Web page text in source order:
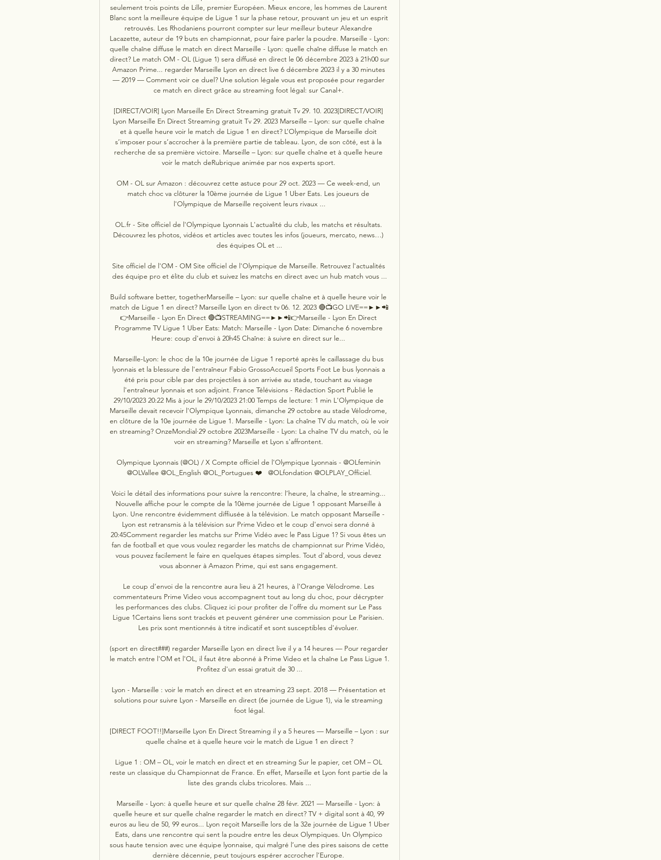
seulement trois points de Lille, premier Européen. Mieux encore, les hommes de Laurent
Blanc sont la meilleure équipe de Ligue 1 sur la phase retour, prouvant un jeu et un esprit
retrouvés. Les Rhodaniens pourront compter sur leur meilleur buteur Alexandre
Lacazette, auteur de 19 buts en championnat, pour faire parler la poudre. Marseille - Lyon:
quelle chaîne diffuse le match en direct Marseille - Lyon: quelle chaîne diffuse le match en
direct? Le match OM - OL (Ligue 1) sera diffusé en direct le 06 décembre 2023 à 21h00 sur
Amazon Prime... regarder Marseille Lyon en direct live 6 décembre 2023 il y a 30 minutes
— 2019 — Comment voir ce duel? Une solution légale vous est proposée pour regarder
ce match en direct grâce au streaming foot légal: sur Canal+.
[DIRECT/VOIR] Lyon Marseille En Direct Streaming gratuit Tv 29. 10. 2023[DIRECT/VOIR]
Lyon Marseille En Direct Streaming gratuit Tv 29. 2023 Marseille – Lyon: sur quelle chaîne
et à quelle heure voir le match de Ligue 1 en direct? L’Olympique de Marseille doit
s’imposer pour s’accrocher à la première partie de tableau. Lyon, de son côté, est à la
recherche de sa première victoire. Marseille – Lyon: sur quelle chaîne et à quelle heure
voir le match deRubrique animée par nos experts sport.
OM - OL sur Amazon : découvrez cette astuce pour 29 oct. 2023 — Ce week-end, un
match choc va clôturer la 10ème journée de Ligue 1 Uber Eats. Les joueurs de
l'Olympique de Marseille reçoivent leurs rivaux ...
OL.fr - Site officiel de l'Olympique Lyonnais L'actualité du club, les matchs et résultats.
Découvrez les photos, vidéos et articles avec toutes les infos (joueurs, mercato, news…)
des équipes OL et ...
Site officiel de l'OM - OM Site officiel de l'Olympique de Marseille. Retrouvez l'actualités
des équipe pro et élite du club et suivez les matchs en direct avec un hub match vous ...
Build software better, togetherMarseille – Lyon: sur quelle chaîne et à quelle heure voir le
match de Ligue 1 en direct? Marseille Lyon en direct tv 06. 12. 2023 🔴📺GO LIVE==►►📲
👉Marseille - Lyon En Direct 🔴📺STREAMING==►►📲👉Marseille - Lyon En Direct
Programme TV Ligue 1 Uber Eats: Match: Marseille - Lyon Date: Dimanche 6 novembre
Heure: coup d'envoi à 20h45 Chaîne: à suivre en direct sur le...
Marseille-Lyon: le choc de la 10e journée de Ligue 1 reporté après le caillassage du bus
lyonnais et la blessure de l'entraîneur Fabio GrossoAccueil Sports Foot Le bus lyonnais a
été pris pour cible par des projectiles à son arrivée au stade, touchant au visage
l'entraîneur lyonnais et son adjoint. France Télévisions - Rédaction Sport Publié le
29/10/2023 20:22 Mis à jour le 29/10/2023 21:00 Temps de lecture: 1 min L'Olympique de
Marseille devait recevoir l'Olympique Lyonnais, dimanche 29 octobre au stade Vélodrome,
en clôture de la 10e journée de Ligue 1. Marseille - Lyon: La chaîne TV du match, où le voir
en streaming? OnzeMondial·29 octobre 2023Marseille - Lyon: La chaîne TV du match, où le
voir en streaming? Marseille et Lyon s'affrontent.
Olympique Lyonnais (@OL) / X Compte officiel de l'Olympique Lyonnais - @OLfeminin
@OLVallee @OL_English @OL_Portugues ❤️   @OLfondation @OLPLAY_Officiel.
Voici le détail des informations pour suivre la rencontre: l’heure, la chaîne, le streaming...
Nouvelle affiche pour le compte de la 10ème journée de Ligue 1 opposant Marseille à
Lyon. Une rencontre évidemment diffiusée à la télévision. Le match opposant Marseille -
Lyon est retransmis à la télévision sur Prime Video et le coup d'envoi sera donné à
20:45Comment regarder les matchs sur Prime Vidéo avec le Pass Ligue 1? Si vous êtes un
fan de football et que vous voulez regarder les matchs de championnat sur Prime Vidéo,
vous pouvez facilement le faire en quelques étapes simples. Tout d'abord, vous devez
vous abonner à Amazon Prime, qui est sans engagement.
Le coup d’envoi de la rencontre aura lieu à 21 heures, à l’Orange Vélodrome. Les
commentateurs Prime Video vous accompagnent tout au long du choc, pour décrypter
les performances des clubs. Cliquez ici pour profiter de l’offre du moment sur Le Pass
Ligue 1Certains liens sont trackés et peuvent générer une commission pour Le Parisien.
Les prix sont mentionnés à titre indicatif et sont susceptibles d'évoluer.
(sport en direct###) regarder Marseille Lyon en direct live il y a 14 heures — Pour regarder
le match entre l'OM et l'OL, il faut être abonné à Prime Video et la chaîne Le Pass Ligue 1.
Profitez d'un essai gratuit de 30 ...
Lyon - Marseille : voir le match en direct et en streaming 23 sept. 2018 — Présentation et
solutions pour suivre Lyon - Marseille en direct (6e journée de Ligue 1), via le streaming
foot légal.
[DIRECT FOOT!!]Marseille Lyon En Direct Streaming il y a 5 heures — Marseille – Lyon : sur
quelle chaîne et à quelle heure voir le match de Ligue 1 en direct ?
Ligue 1 : OM – OL, voir le match en direct et en streaming Sur le papier, cet OM – OL
reste un classique du Championnat de France. En effet, Marseille et Lyon font partie de la
liste des grands clubs tricolores. Mais ...
Marseille - Lyon: à quelle heure et sur quelle chaîne 28 févr. 2021 — Marseille - Lyon: à
quelle heure et sur quelle chaîne regarder le match en direct? TV + digital sont à 40, 99
euros au lieu de 50, 99 euros... Lyon reçoit Marseille lors de la 32e journée de Ligue 1 Uber
Eats, dans une rencontre qui sent la poudre entre les deux Olympiques. Un Olympico
sous haute tension avec une équipe lyonnaise, qui malgré l’une des pires saisons de cette
dernière décennie, peut toujours espérer accrocher l’Europe.